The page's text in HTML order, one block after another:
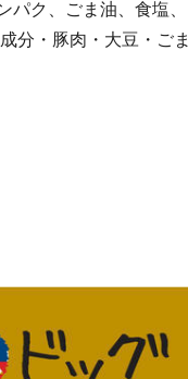
ク、ごま油、食塩、
分・豚肉・大豆・ごま